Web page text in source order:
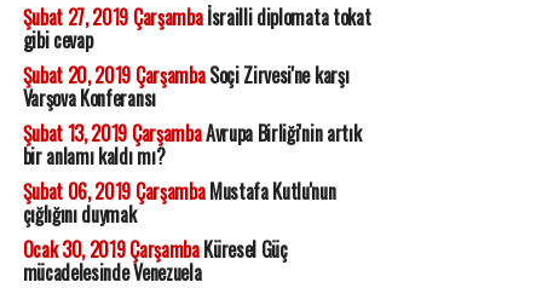
Şubat 27, 2019 Çarşambaİsrailli diplomata tokat
gibi cevap
Şubat 20, 2019 ÇarşambaSoçi Zirvesi'ne karşı
Varşova Konferansı
Şubat 13, 2019 ÇarşambaAvrupa Birliği'nin artık
bir anlamı kaldı mı?
Şubat 06, 2019 ÇarşambaMustafa Kutlu'nun
çığlığını duymak
Ocak 30, 2019 ÇarşambaKüresel Güç
mücadelesinde Venezuela